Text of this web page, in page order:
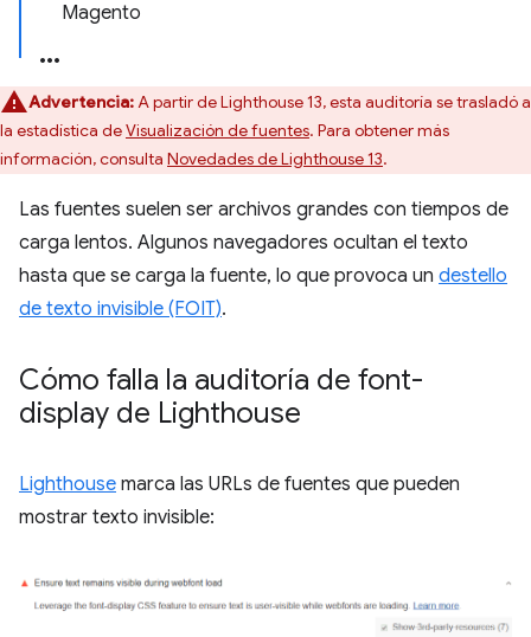
Magento
Advertencia:A partir de Lighthouse 13, esta auditoría se trasladó a
la estadística deVisualización de fuentes. Para obtener más
información, consulta Novedades de Lighthouse 13.
Las fuentes suelen ser archivos grandes con tiempos de
carga lentos. Algunos navegadores ocultan el texto
hasta que se carga la fuente, lo que provoca un destello
de texto invisible (FOIT).
Cómo falla la auditoría de font-
display de Lighthouse
Lighthouse marca las URLs de fuentes que pueden
mostrar texto invisible: